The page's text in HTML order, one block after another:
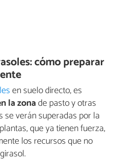
cómo preparar
en suelo directo, es
la zonade pasto y otras
se verán superadas por la
que ya tienen fuerza,
los recursos que no